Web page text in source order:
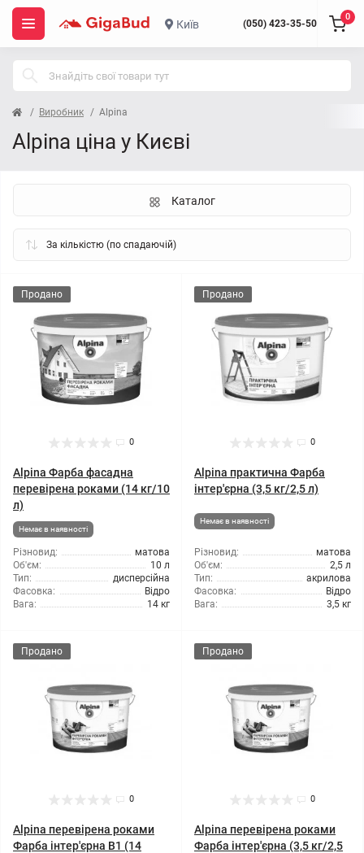
Київ (050) 423-35-50
0
Виробник Alpina
Alpina ціна у Києві
Каталог
Продано
0
Alpina Фарба фасадна
перевірена роками (14 кг/10
л)
Немає в наявності
Різновид:
матова
Об'єм:
10 л
Тип:
дисперсійна
Фасовка:
Відро
Вага:
14 кг
Продано
0
Alpina практична Фарба
інтер'єрна (3,5 кг/2,5 л)
Немає в наявності
Різновид:
матова
Об'єм:
2,5 л
Тип:
акрилова
Фасовка:
Відро
Вага:
3,5 кг
Продано
0
Alpina перевірена роками
Фарба інтер'єрна B1 (14
Продано
0
Alpina перевірена роками
Фарба інтер'єрна (3,5 кг/2,5